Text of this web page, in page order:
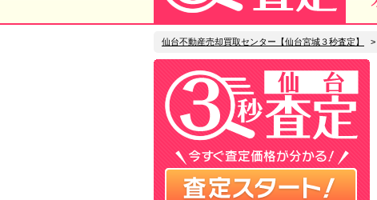
仙台不動産売却買取センター【仙台宮城３秒査定】 >